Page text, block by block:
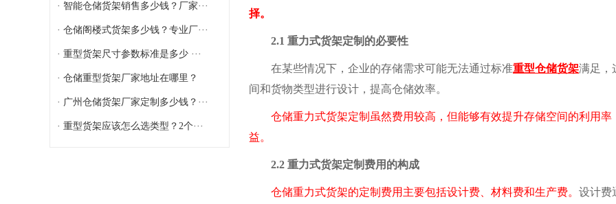
· 智能仓储货架销售多少钱？厂家···
· 仓储阁楼式货架多少钱？专业厂···
· 重型货架尺寸参数标准是多少 ···
· 仓储重型货架厂家地址在哪里？
· 广州仓储货架厂家定制多少钱？···
· 重型货架应该怎么选类型？2个···
择。
2.1 重力式货架定制的必要性
在某些情况下，企业的存储需求可能无法通过标准重型仓储货架满足，
间和货物类型进行设计，提高仓储效率。
仓储重力式货架定制虽然费用较高，但能够有效提升存储空间的利用率
益。
2.2 重力式货架定制费用的构成
仓储重力式货架的定制费用主要包括设计费、材料费和生产费。 设计费